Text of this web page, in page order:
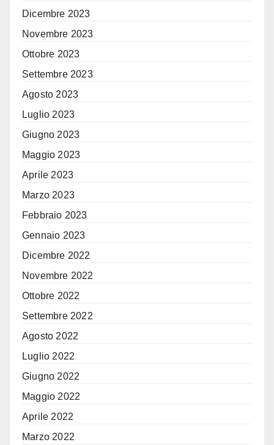
Dicembre 2023
Novembre 2023
Ottobre 2023
Settembre 2023
Agosto 2023
Luglio 2023
Giugno 2023
Maggio 2023
Aprile 2023
Marzo 2023
Febbraio 2023
Gennaio 2023
Dicembre 2022
Novembre 2022
Ottobre 2022
Settembre 2022
Agosto 2022
Luglio 2022
Giugno 2022
Maggio 2022
Aprile 2022
Marzo 2022